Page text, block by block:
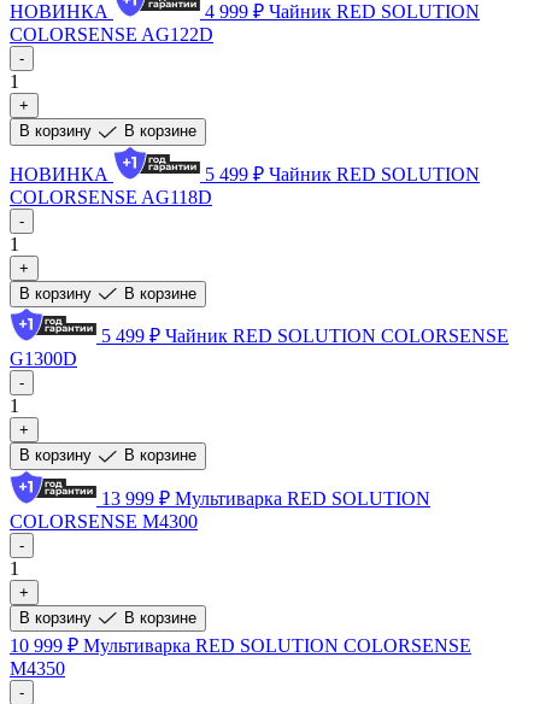
НОВИНКА 4 999 ₽ Чайник RED SOLUTION
COLORSENSE AG122D
-
1
+
В корзину
В корзине
НОВИНКА 5 499 ₽ Чайник RED SOLUTION
COLORSENSE AG118D
-
1
+
В корзину
В корзине
5 499 ₽ Чайник RED SOLUTION COLORSENSE
G1300D
-
1
+
В корзину
В корзине
13 999 ₽ Мультиварка RED SOLUTION
COLORSENSE M4300
-
1
+
В корзину
В корзине
10 999 ₽ Мультиварка RED SOLUTION COLORSENSE
M4350
-